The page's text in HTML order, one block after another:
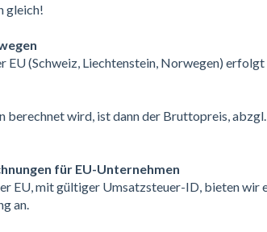
gleich!
EU (Schweiz, Liechtenstein, Norwegen)
berechnet wird, ist dann der Bruttopreis,
für EU-Unternehmen
EU, mit gültiger Umsatzsteuer-ID, bieten wir
an.